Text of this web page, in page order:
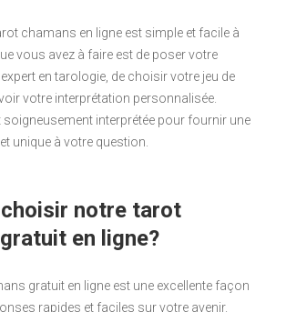
chamans en ligne est simple et facile à
vous avez à faire est de poser votre
en tarologie, de choisir votre jeu de
votre interprétation personnalisée.
soigneusement interprétée pour fournir une
unique à votre question.
notre tarot
en ligne?
gratuit en ligne est une excellente façon
rapides et faciles sur votre avenir.